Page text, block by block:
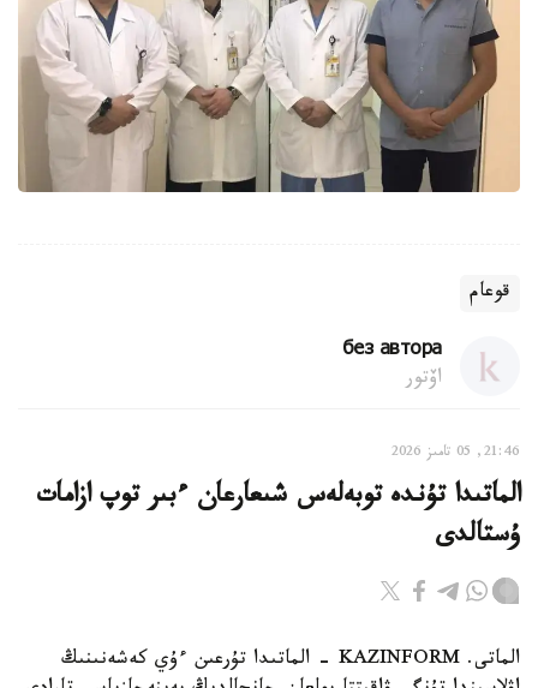
قوعام
без автора
اۆتور
21:46, 05 تامىز 2026
الماتىدا تۇندە توبەلەس شىعارعان ءبىر توپ ازامات
ۇستالدى
الماتى. KAZINFORM - الماتىدا تۇرعىن ءۇي كەشەنىنىڭ